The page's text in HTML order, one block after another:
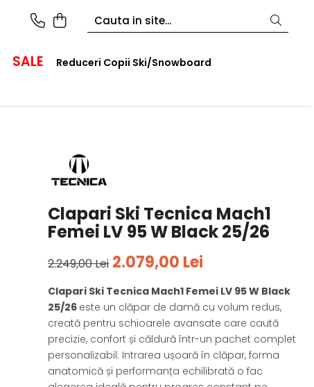
SALE Reduceri Copii Ski/Snowboard
Clapari Ski Tecnica Mach1
Femei LV 95 W Black 25/26
2.249,00 Lei 2.079,00 Lei
Clapari Ski Tecnica Mach1 Femei LV 95 W Black
25/26 este un clăpar de damă cu volum redus,
creată pentru schioarele avansate care caută
precizie, confort și căldură într-un pachet complet
personalizabil. Intrarea ușoară în clăpar, forma
anatomică și performanța echilibrată o fac